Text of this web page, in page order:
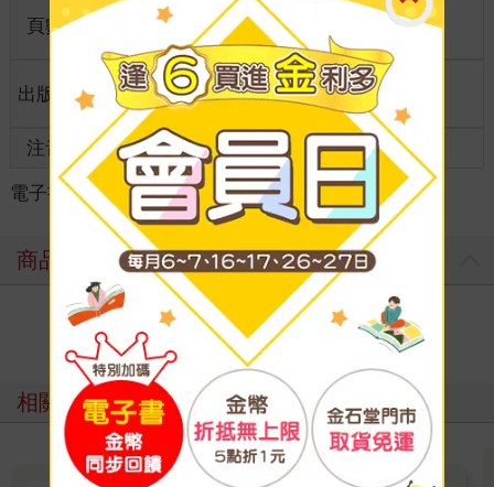
頁數
商品規
格
25開15*21cm
出版地 台灣
適讀年
齡
全齡適讀
注音 級別
電子書 ＞ 新書搶先看★ ＞ 綜合書籍 ＞
商品評價
寫評價
相關主題